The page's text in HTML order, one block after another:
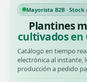
Mayorista B2B ·
Plantines
cultivados en
Catálogo en tiempo
electrónica al instante,
producción a pedido